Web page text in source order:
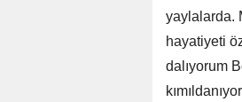
yaylalarda.
hayatiyeti
dalıyorum